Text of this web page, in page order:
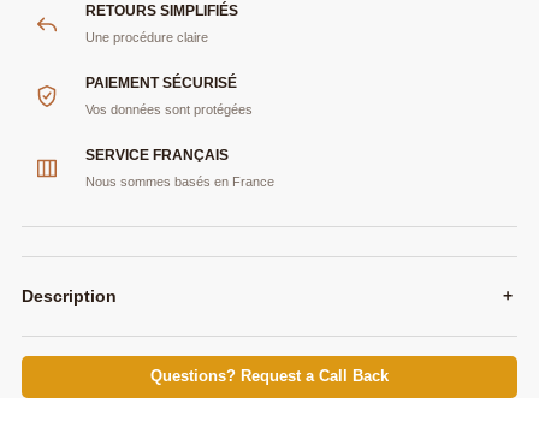
RETOURS SIMPLIFIÉS
Une procédure claire
PAIEMENT SÉCURISÉ
Vos données sont protégées
SERVICE FRANÇAIS
Nous sommes basés en France
Description +
Questions? Request a Call Back